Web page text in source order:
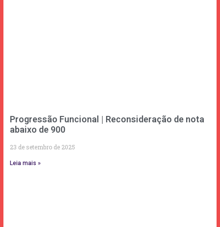
Progressão Funcional | Reconsideração de nota
abaixo de 900
23 de setembro de 2025
Leia mais »